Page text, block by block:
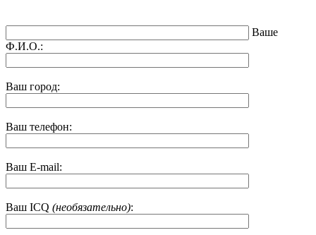
Ваше
Ф.И.О.:
Ваш город:
Ваш телефон:
Ваш E-mail:
Ваш ICQ (необязательно):